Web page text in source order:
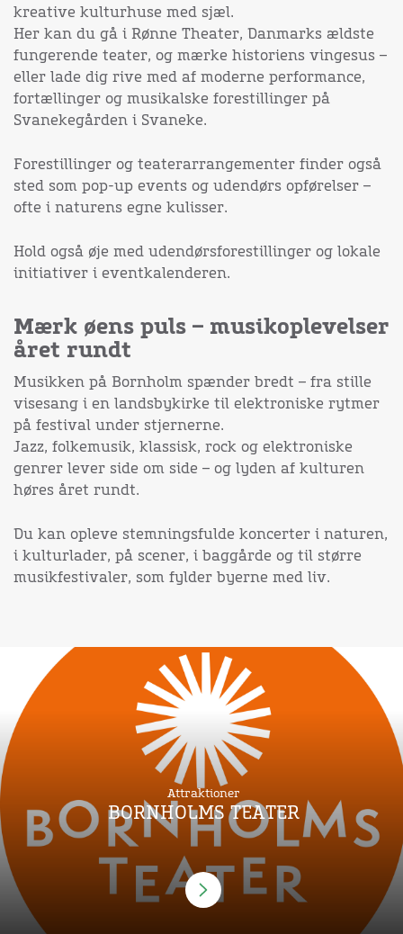
kreative kulturhuse med sjæl.
Her kan du gå i Rønne Theater, Danmarks ældste
fungerende teater, og mærke historiens vingesus –
eller lade dig rive med af moderne performance,
fortællinger og musikalske forestillinger på
Svanekegården i Svaneke.
Forestillinger og teaterarrangementer finder også
sted som pop-up events og udendørs opførelser –
ofte i naturens egne kulisser.
Hold også øje med udendørsforestillinger og lokale
initiativer i eventkalenderen.
Mærk øens puls – musikoplevelser
året rundt
Musikken på Bornholm spænder bredt – fra stille
visesang i en landsbykirke til elektroniske rytmer
på festival under stjernerne.
Jazz, folkemusik, klassisk, rock og elektroniske
genrer lever side om side – og lyden af kulturen
høres året rundt.
Du kan opleve stemningsfulde koncerter i naturen,
i kulturlader, på scener, i baggårde og til større
musikfestivaler, som fylder byerne med liv.
Attraktioner
BORNHOLMS TEATER